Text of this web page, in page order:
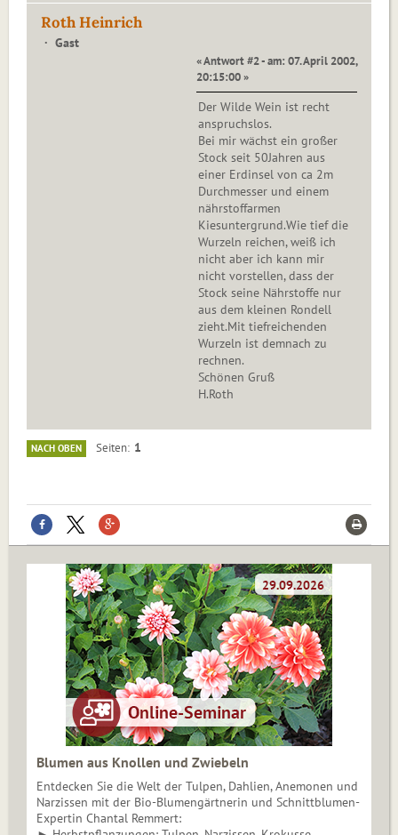
Roth Heinrich
Gast
« Antwort #2 - am: 07. April 2002,
20:15:00 »
Der Wilde Wein ist recht
anspruchslos.
Bei mir wächst ein großer
Stock seit 50Jahren aus
einer Erdinsel von ca 2m
Durchmesser und einem
nährstoffarmen
Kiesuntergrund.Wie tief die
Wurzeln reichen, weiß ich
nicht aber ich kann mir
nicht vorstellen, dass der
Stock seine Nährstoffe nur
aus dem kleinen Rondell
zieht.Mit tiefreichenden
Wurzeln ist demnach zu
rechnen.
Schönen Gruß
H.Roth
NACH OBEN Seiten 1
Blumen aus Knollen und Zwiebeln
Entdecken Sie die Welt der Tulpen, Dahlien, Anemonen und
Narzissen mit der Bio-Blumengärtnerin und Schnittblumen-
Expertin Chantal Remmert: